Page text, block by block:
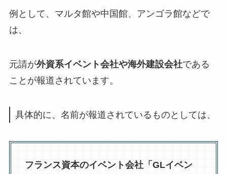
例として、マルタ館や中国館、アンゴラ館などで
は、
元請が外資系イベント会社や海外建設会社である
ことが報道されています。
具体的に、名前が報道されているものとしては、
フランス資本のイベント会社「GLイベン